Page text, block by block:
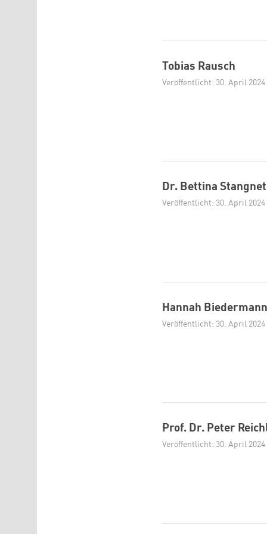
Tobias Rausch
Veröffentlicht: 30. April 2024
Dr. Bettina
Veröffentlicht: 30. April 2024
Hannah Biedermann
Veröffentlicht: 30. April 2024
Prof. Dr. Peter
Veröffentlicht: 30. April 2024